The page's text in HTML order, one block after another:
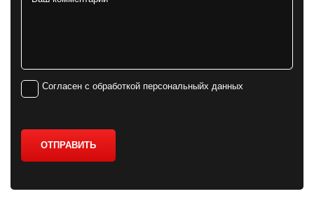
Согласен с обработкой персональныйх данных
ОТПРАВИТЬ